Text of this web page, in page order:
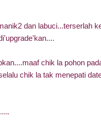
dan labuci...terserlah
chik la pohon
chik la tak menepati